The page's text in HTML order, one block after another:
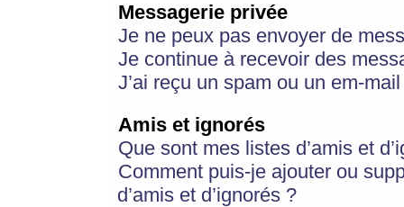
Messagerie privée
Je ne peux pas envoyer de
Je continue à recevoir des
J’ai reçu un spam ou un em-
Amis et ignorés
Que sont mes listes d’amis et
Comment puis-je ajouter ou
d’amis et d’ignorés ?